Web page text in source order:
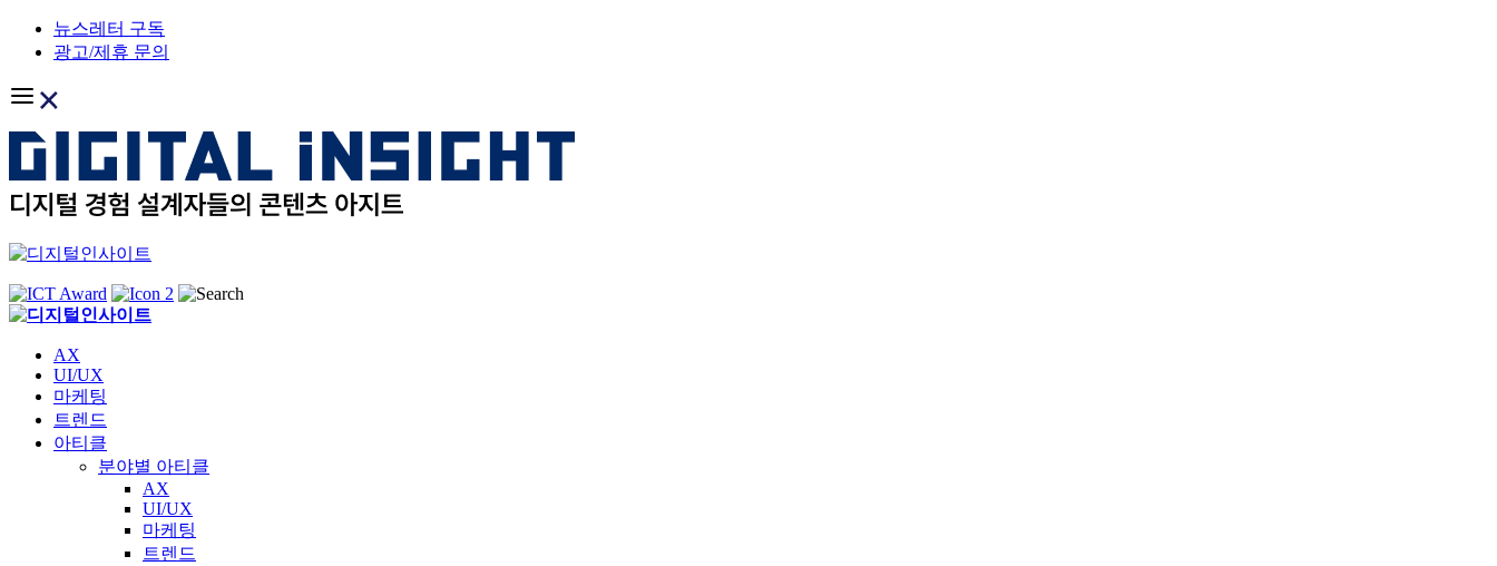
Skip
content
뉴스레터 구독
광고/제휴 문의
AX
UI/UX
마케팅
트렌드
아티클
분야별 아티클
AX
UI/UX
마케팅
트렌드